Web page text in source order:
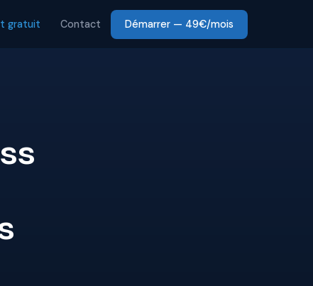
gratuit Contact Démarrer — 49€/mois